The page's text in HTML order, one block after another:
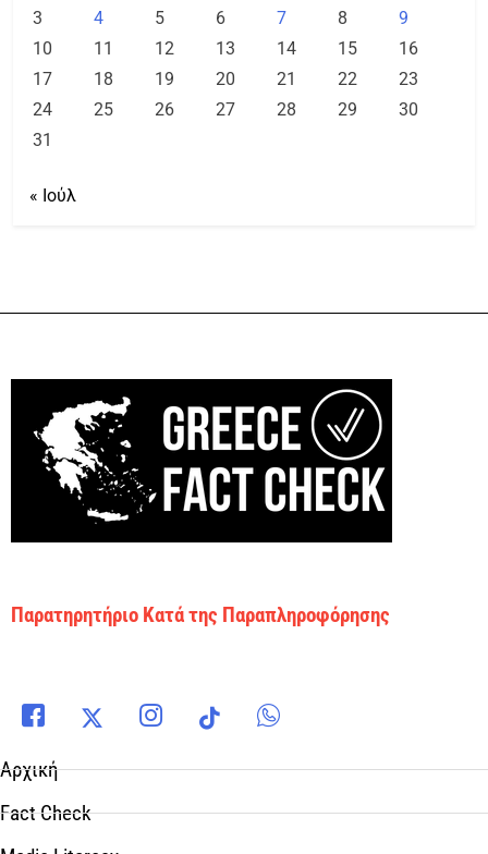
3
4 5 6 7 8
9
10
11 12 13 14 15
16
17
18 19 20 21 22
23
24
25 26 27 28 29
30
31
« Ιούλ
Παρατηρητήριο Κατά της Παραπληροφόρησης
Αρχική
Fact Check